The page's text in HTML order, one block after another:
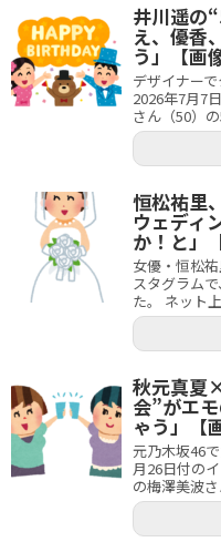
井川遥の
え、優香
う」【画
デザイナー
2026年7月7
さん（50）
恒松祐里
ウェディ
か！と」
女優・恒松
スタグラム
た。 ネット
秋元真夏
会”がエ
ゃう」【
元乃木坂46
月26日付の
の梅澤美波